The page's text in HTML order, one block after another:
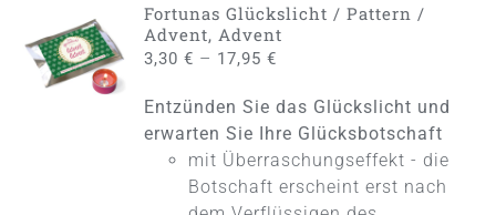
AUSFÜHRUNG
WÄHLEN
DIESES
PRODUKT
MEHRERE
/
DETAILS
Fortunas Glückslicht / Pattern /
Advent, Advent
3,30€ – 17,95€
Entzünden Sie das Glückslicht und
erwarten Sie Ihre Glücksbotschaft
mit Überraschungseffekt - die
Botschaft erscheint erst nach